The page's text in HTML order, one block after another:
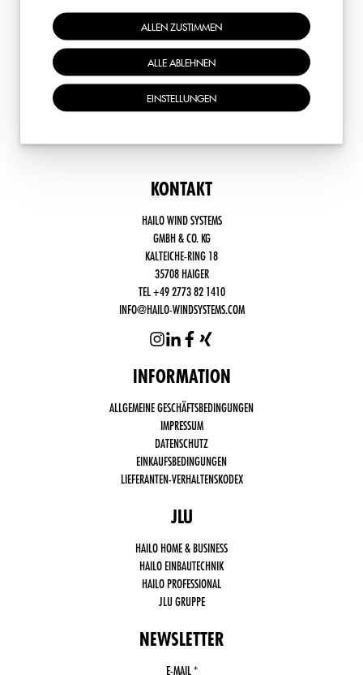
KONTAKT
HAILO WIND SYSTEMS
GMBH & CO. KG
KALTEICHE-RING 18
35708 HAIGER
TEL +49 2773 82 1410
INFO@HAILO-WINDSYSTEMS.COM
INFORMATION
ALLGEMEINE GESCHÄFTSBEDINGUNGEN
IMPRESSUM
DATENSCHUTZ
EINKAUFSBEDINGUNGEN
LIEFERANTEN-VERHALTENSKODEX
JLU
HAILO HOME & BUSINESS
HAILO EINBAUTECHNIK
HAILO PROFESSIONAL
JLU GRUPPE
NEWSLETTER
E-MAIL THIS
ALLEN ZUSTIMMEN
ALLE ABLEHNEN
EINSTELLUNGEN